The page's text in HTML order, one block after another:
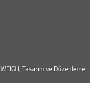
Tasarım ve Düzenleme